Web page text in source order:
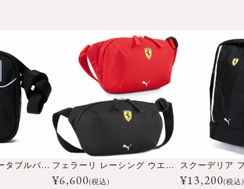
BMW スモール ポータブルバッグ フェラーリ レーシング ウエストバッグ
¥6,600(税込) ¥13,200(税込)